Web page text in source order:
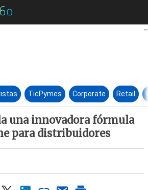
eBay desarrolla una
TicPymes Corporate Retail
una innovadora fórmula
para distribuidores